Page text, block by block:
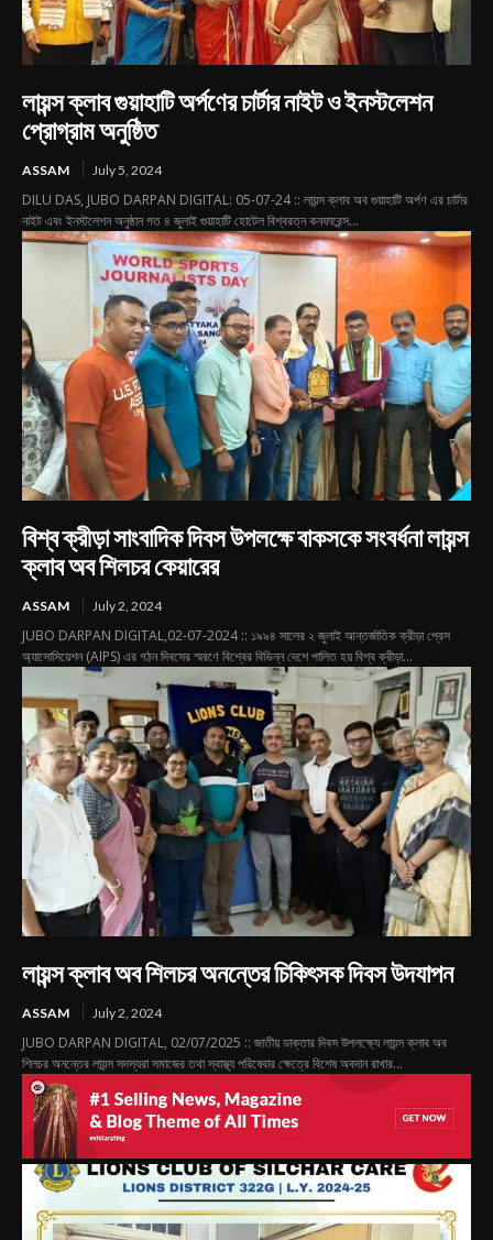
লায়ন্স ক্লাব গুয়াহাটি অর্পণের চার্টার নাইট ও ইনস্টলেশন
প্রোগ্রাম অনুষ্ঠিত
ASSAM July 5, 2024
DILU DAS, JUBO DARPAN DIGITAL: 05-07-24 :: লায়ন্স ক্লাব অব গুয়াহাটি অর্পণ এর চার্টার
নাইট এবং ইনস্টলেশন অনুষ্ঠান গত ৪ জুলাই গুয়াহাটি হোটেল বিশ্বরত্ন কনফারেন্স...
বিশ্ব ক্রীড়া সাংবাদিক দিবস উপলক্ষে বাকসকে সংবর্ধনা লায়ন্স
ক্লাব অব শিলচর কেয়ারের
ASSAM July 2, 2024
JUBO DARPAN DIGITAL,02-07-2024 :: ১৯৯৪ সালের ২ জুলাই আন্তর্জাতিক ক্রীড়া প্রেস
অ্যাসোসিয়েশন (AIPS) এর গঠন দিবসের স্মরণে বিশ্বের বিভিন্ন দেশে পালিত হয় বিশ্ব ক্রীড়া...
লায়ন্স ক্লাব অব শিলচর অনন্তের চিকিৎসক দিবস উদযাপন
ASSAM July 2, 2024
JUBO DARPAN DIGITAL, 02/07/2025 :: জাতীয় ডাক্তার দিবস উপলক্ষ্যে লায়ন্স ক্লাব অব
শিলচর অনন্তের লায়ন্স সদস্যরা সমাজের তথা স্বাস্থ্য পরিষেবার ক্ষেত্রে বিশেষ অবদান রাখার...